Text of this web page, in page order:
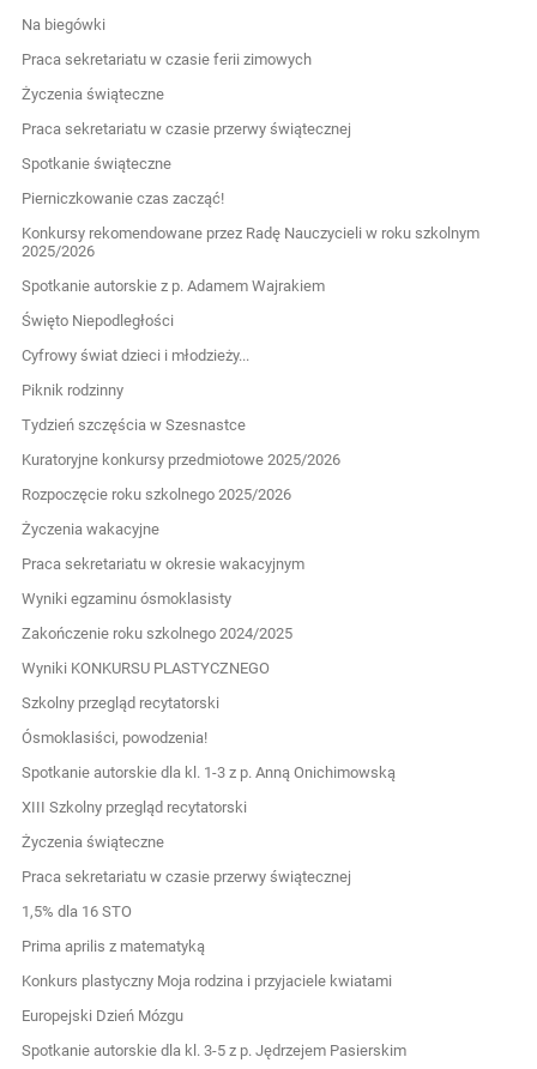
Na biegówki
Praca sekretariatu w czasie ferii zimowych
Życzenia świąteczne
Praca sekretariatu w czasie przerwy świątecznej
Spotkanie świąteczne
Pierniczkowanie czas zacząć!
Konkursy rekomendowane przez Radę Nauczycieli w roku szkolnym
2025/2026
Spotkanie autorskie z p. Adamem Wajrakiem
Święto Niepodległości
Cyfrowy świat dzieci i młodzieży...
Piknik rodzinny
Tydzień szczęścia w Szesnastce
Kuratoryjne konkursy przedmiotowe 2025/2026
Rozpoczęcie roku szkolnego 2025/2026
Życzenia wakacyjne
Praca sekretariatu w okresie wakacyjnym
Wyniki egzaminu ósmoklasisty
Zakończenie roku szkolnego 2024/2025
Wyniki KONKURSU PLASTYCZNEGO
Szkolny przegląd recytatorski
Ósmoklasiści, powodzenia!
Spotkanie autorskie dla kl. 1-3 z p. Anną Onichimowską
XIII Szkolny przegląd recytatorski
Życzenia świąteczne
Praca sekretariatu w czasie przerwy świątecznej
1,5% dla 16 STO
Prima aprilis z matematyką
Konkurs plastyczny Moja rodzina i przyjaciele kwiatami
Europejski Dzień Mózgu
Spotkanie autorskie dla kl. 3-5 z p. Jędrzejem Pasierskim